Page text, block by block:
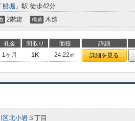
「 船堀 」駅 徒歩42分
2階建 構造 木造
礼金 間取り 面積 詳細
1ヶ月 1K 24.22㎡ 詳細を見る
区北小岩 ３丁目